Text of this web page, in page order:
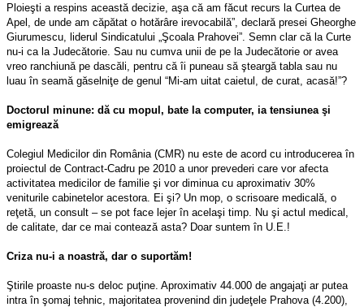
Ploieşti a respins această decizie, aşa că am făcut recurs la Curtea de
Apel, de unde am căpătat o hotărâre irevocabilă”, declară presei Gheorghe
Giurumescu, liderul Sindicatului „Şcoala Prahovei”. Semn clar că la Curte
nu-i ca la Judecătorie. Sau nu cumva unii de pe la Judecătorie or avea
vreo ranchiună pe dascăli, pentru că îi puneau să şteargă tabla sau nu
luau în seamă găselniţe de genul “Mi-am uitat caietul, de curat, acasă!”?
Doctorul minune: dă cu mopul, bate la computer, ia tensiunea şi
emigrează
Colegiul Medicilor din România (CMR) nu este de acord cu introducerea în
proiectul de Contract-Cadru pe 2010 a unor prevederi care vor afecta
activitatea medicilor de familie şi vor diminua cu aproximativ 30%
veniturile cabinetelor acestora. Ei şi? Un mop, o scrisoare medicală, o
reţetă, un consult – se pot face lejer în acelaşi timp. Nu şi actul medical,
de calitate, dar ce mai contează asta? Doar suntem în U.E.!
Criza nu-i a noastră, dar o suportăm!
Ştirile proaste nu-s deloc puţine. Aproximativ 44.000 de angajaţi ar putea
intra în şomaj tehnic, majoritatea provenind din judeţele Prahova (4.200),